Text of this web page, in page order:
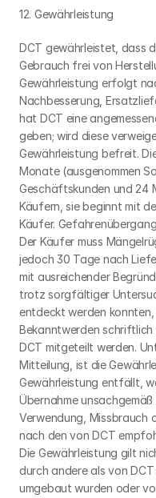
12. Gewährleistung
DCT gewährleistet, dass
Gebrauch frei von
Gewährleistung erfolgt
Nachbesserung,
hat DCT eine
geben; wird diese
Gewährleistung befreit.
Monate (ausgenommen
Geschäftskunden und 24
Käufern, sie beginnt mit
Käufer.
Der Käufer muss
jedoch 30 Tage nach
mit ausreichender
trotz sorgfältiger
entdeckt werden
Bekanntwerden schriftlich
DCT mitgeteilt werden.
Mitteilung, ist die
Gewährleistung entfällt,
Übernahme
Verwendung, Missbrauch
nach den von DCT
Die Gewährleistung gilt
durch andere als von
umgebaut wurden oder